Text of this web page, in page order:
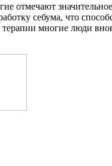
себума, что
многие люди